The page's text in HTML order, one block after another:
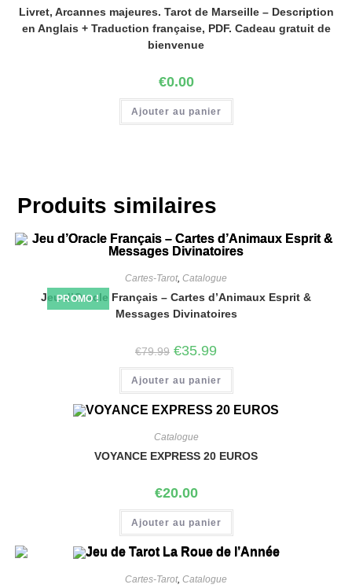
Livret, Arcannes majeures. Tarot de Marseille – Description
en Anglais + Traduction française, PDF. Cadeau gratuit de
bienvenue
€0.00
Ajouter au panier
Produits similaires
PROMO !
Cartes-Tarot, Catalogue
Jeu d’Oracle Français – Cartes d’Animaux Esprit &
Messages Divinatoires
€79.99 €35.99
Ajouter au panier
Catalogue
VOYANCE EXPRESS 20 EUROS
€20.00
Ajouter au panier
Cartes-Tarot, Catalogue